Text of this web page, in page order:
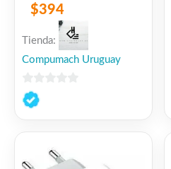
$394
Tienda:
Compumach Uruguay
0
de